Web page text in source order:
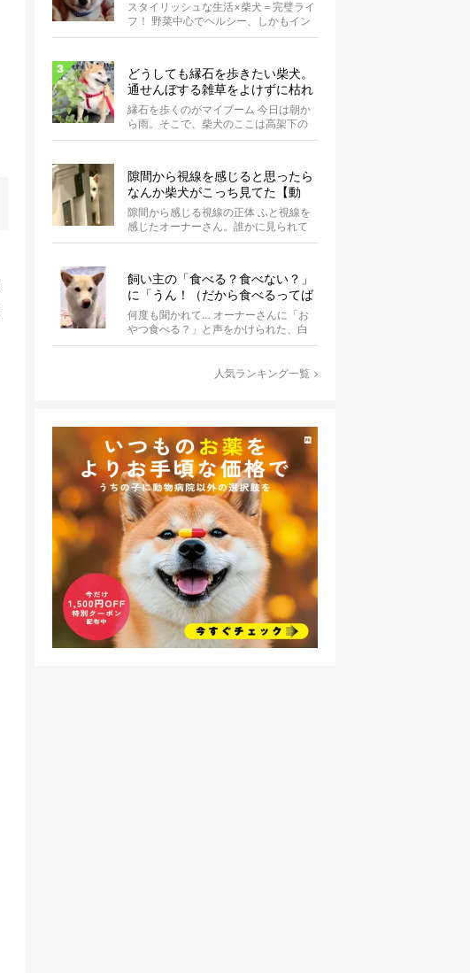
スタイリッシュな生活×柴犬＝完璧ライ
フ！ 野菜中心でヘルシー、しかもイン
スタ映えするお料理を投稿しているア
どうしても縁石を歩きたい柴犬。
通せんぼする雑草をよけずに枯れ
るまで気長に待つつもりかも【動
画】
縁石を歩くのがマイブーム 今日は朝か
ら雨。そこで、柴犬のここは高架下の
散歩に出かけました。 最近...
隙間から視線を感じると思ったら
なんか柴犬がこっち見てた【動
画】
隙間から感じる視線の正体 ふと視線を
感じたオーナーさん。誰かに見られて
いる気がするのです。 まさ...
飼い主の「食べる？食べない？」
に「うん！（だから食べるってば
何回聞くの）」と答える柴犬可愛
い【動画】
何度も聞かれて… オーナーさんに「お
やつ食べる？」と声をかけられた、白
柴のぶらん。あまりのことに、しばら
人気ランキング一覧